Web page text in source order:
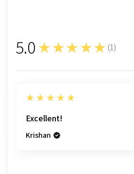
5.0 ★★★★★ (1)
1
5
★★★★★
Excellent!
Krishan